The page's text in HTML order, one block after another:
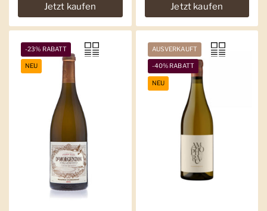
Jetzt kaufen Jetzt kaufen
-23% RABATT
NEU
AUSVERKAUFT
-40% RABATT
NEU